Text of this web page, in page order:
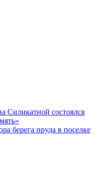
Силикатной состоялся
берега пруда в поселке